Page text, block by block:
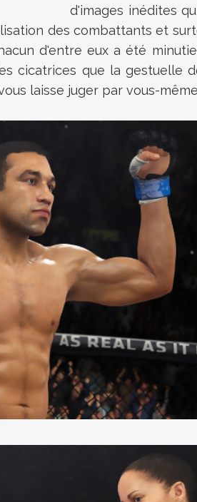
d'images inédites
des combattants et
d'entre eux a été
cicatrices que la gestuelle
laisse juger par vous-